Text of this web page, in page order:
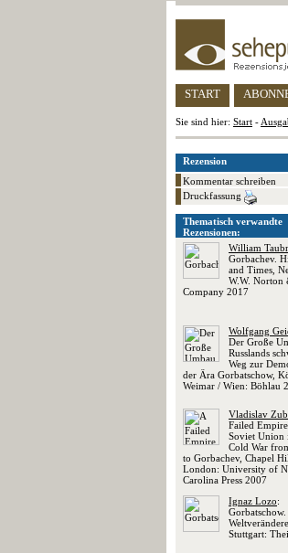
START
Sie sind hier: Start -
Rezension
Kommentar schreiben
Druckfassung
Thematisch verwandte
Rezensionen:
William
Gorbachev.
and Times,
W.W. Norton
Company 2017
Wolfgang
Der Große
Russlands
Weg zur
der Ära Gorbatschow,
Weimar / Wien: Böhlau
Vladislav
Failed
Soviet Union
Cold War
to Gorbachev, Chapel
London: University of
Carolina Press 2007
Ignaz Lozo:
Stuttgart: